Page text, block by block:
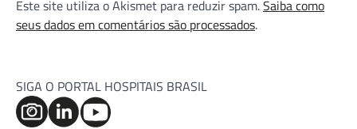
Este site utiliza o Akismet para reduzir spam.Saiba como
seus dados em comentários são processados.
SIGA O PORTAL HOSPITAIS BRASIL